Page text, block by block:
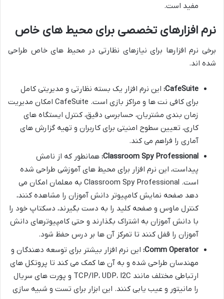
مفید است.
نرم افزارهای تخصصی برای محیط های خاص
برخی نرم افزارها برای نیازهای نظارتی در محیط های خاص طراحی
شده اند.
CafeSuite: این نرم افزار یک بسته نظارتی و مدیریتی کامل
برای کافی نت ها و مراکز بازی است. CafeSuite امکان مدیریت
زمان بندی مشتریان، حسابرسی دقیق، کنترل ایستگاه های
کاری، تعیین سطوح امنیتی برای کاربران و تهیه گزارش های
آماری را فراهم می کند.
Classroom Spy Professional: همانطور که از نامش
پیداست، این نرم افزار برای محیط های آموزشی طراحی شده
است. Classroom Spy Professional به معلمان امکان می
دهد صفحه نمایش کامپیوتر دانش آموزان را مشاهده کنند،
کنترل ماوس و صفحه کلید را به دست بگیرند، دسکتاپ خود را
با دانش آموزان به اشتراک بگذارند و حتی کامپیوترهای دانش
آموزان را قفل کنند تا تمرکز آن ها بر درس حفظ شود.
Comm Operator: این نرم افزار بیشتر برای توسعه دهندگان و
مهندسان طراحی شده و به آن ها کمک می کند تا پروتکل های
ارتباطی مختلف مانند TCP/IP، UDP، I2C و پورت های سریال
را مانیتور و عیب یابی کنند. این ابزار برای تست و شبیه سازی